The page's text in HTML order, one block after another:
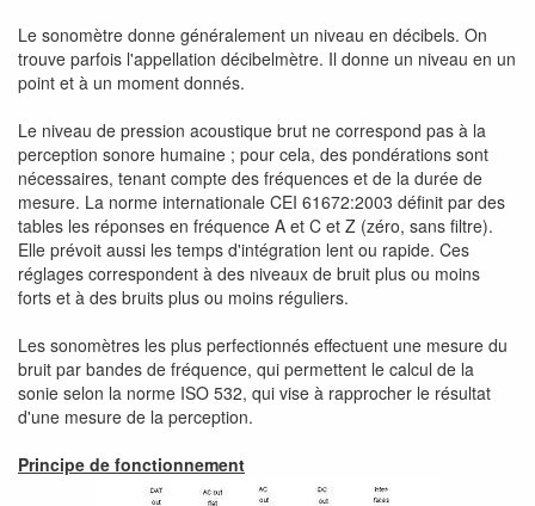
Le sonomètre donne généralement un niveau en décibels. On
trouve parfois l'appellation décibelmètre. Il donne un niveau en un
point et à un moment donnés.
Le niveau de pression acoustique brut ne correspond pas à la
perception sonore humaine ; pour cela, des pondérations sont
nécessaires, tenant compte des fréquences et de la durée de
mesure. La norme internationale CEI 61672:2003 définit par des
tables les réponses en fréquence A et C et Z (zéro, sans filtre).
Elle prévoit aussi les temps d'intégration lent ou rapide. Ces
réglages correspondent à des niveaux de bruit plus ou moins
forts et à des bruits plus ou moins réguliers.
Les sonomètres les plus perfectionnés effectuent une mesure du
bruit par bandes de fréquence, qui permettent le calcul de la
sonie selon la norme ISO 532, qui vise à rapprocher le résultat
d'une mesure de la perception.
Principe de fonctionnement